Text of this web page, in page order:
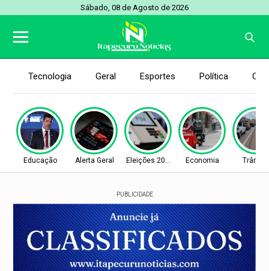
Sábado, 08 de Agosto de 2026
Tecnologia Geral Esportes Política
Educação Alerta Geral Eleições 2026 Economia
PUBLICIDADE